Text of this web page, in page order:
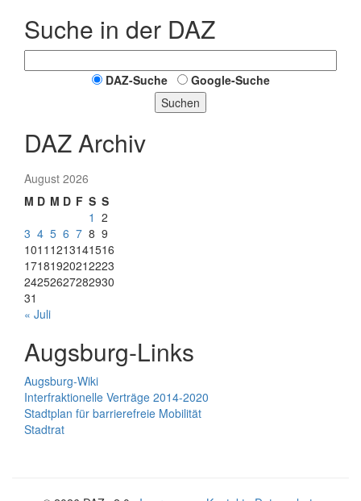
Suche in der DAZ
DAZ-Suche
Google-Suche
Suchen
DAZ Archiv
August 2026
M D M D F S S
1 2
3 4 5 6 7 8 9
1011 1213141516
17181920212223
24252627282930
31
« Juli
Augsburg-Links
Augsburg-Wiki
Interfraktionelle Verträge 2014-2020
Stadtplan für barrierefreie Mobilität
Stadtrat